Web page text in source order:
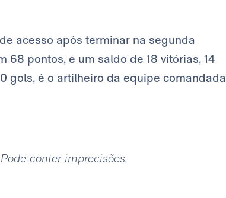
acesso após terminar na segunda
68 pontos, e um saldo de 18 vitórias, 14
gols, é o artilheiro da equipe comandada
conter imprecisões.